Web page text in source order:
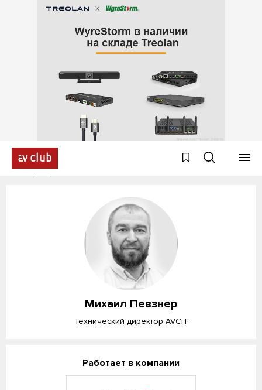
Эксперты
Михаил Певзнер
Технический директор AVCiT
Работает в компании